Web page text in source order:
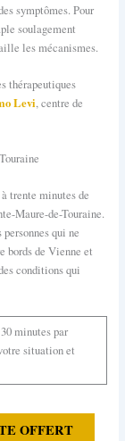
symptômes. Pour
soulagement
les mécanismes.
thérapeutiques
Levi, centre de
trente minutes de
Maure-de-Touraine.
qui ne
bords de Vienne et
conditions qui
minutes par
situation et
OFFERT